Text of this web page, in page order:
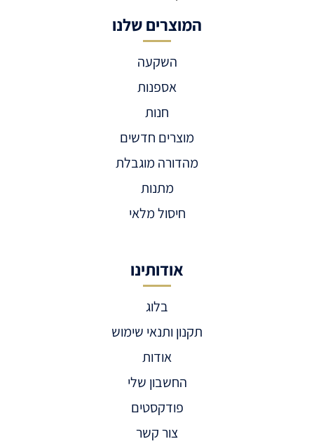
המוצרים שלנו
השקעה
אספנות
חנות
מוצרים חדשים
מהדורה מוגבלת
מתנות
חיסול מלאי
אודותינו
בלוג
תקנון ותנאי שימוש
אודות
החשבון שלי
פודקסטים
צור קשר